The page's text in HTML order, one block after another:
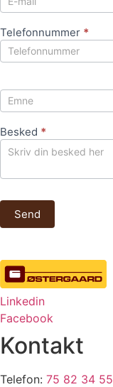
Telefonnummer *
Besked *
Send
Linkedin
Facebook
Kontakt
Telefon: 75 82 34 55